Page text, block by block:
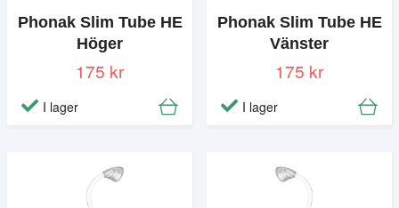
Phonak Slim Tube HE
Höger
175 kr
I lager
Phonak Slim Tube HE
Vänster
175 kr
I lager